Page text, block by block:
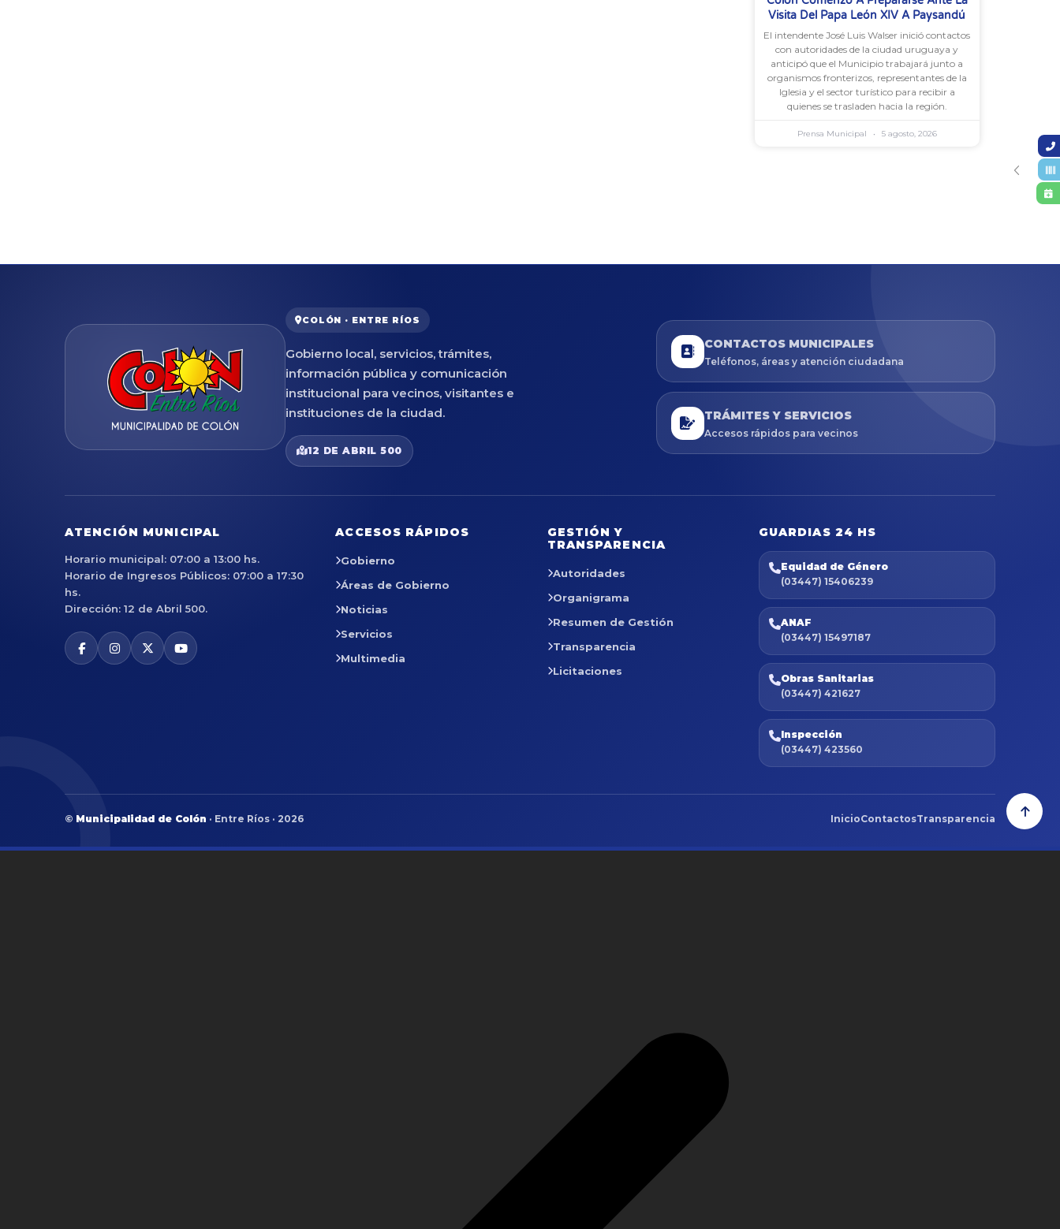
Visita Del Papa León XIV A Paysandú
El intendente José Luis Walser inició contactos
con autoridades de la ciudad uruguaya y
anticipó que el Municipio trabajará junto a
organismos fronterizos, representantes de la
Iglesia y el sector turístico para recibir a
quienes se trasladen hacia la región.
Prensa Municipal 5 agosto, 2026
COLÓN · ENTRE RÍOS
Gobierno local, servicios, trámites,
información pública y comunicación
institucional para vecinos, visitantes e
instituciones de la ciudad.
12 DE ABRIL 500
CONTACTOS MUNICIPALES
Teléfonos, áreas y atención ciudadana
TRÁMITES Y SERVICIOS
Accesos rápidos para vecinos
ATENCIÓN MUNICIPAL
Horario municipal: 07:00 a 13:00 hs.
Horario de Ingresos Públicos: 07:00 a 17:30
hs.
Dirección: 12 de Abril 500.
ACCESOS RÁPIDOS
Gobierno
Áreas de Gobierno
Noticias
Servicios
Multimedia
GESTIÓN Y
TRANSPARENCIA
Autoridades
Organigrama
Resumen de Gestión
Transparencia
Licitaciones
GUARDIAS 24 HS
Equidad de Género
(03447) 15406239
ANAF
(03447) 15497187
Obras Sanitarias
(03447) 421627
Inspección
(03447) 423560
© Municipalidad de Colón · Entre Ríos · 2026 InicioContactosTransparencia